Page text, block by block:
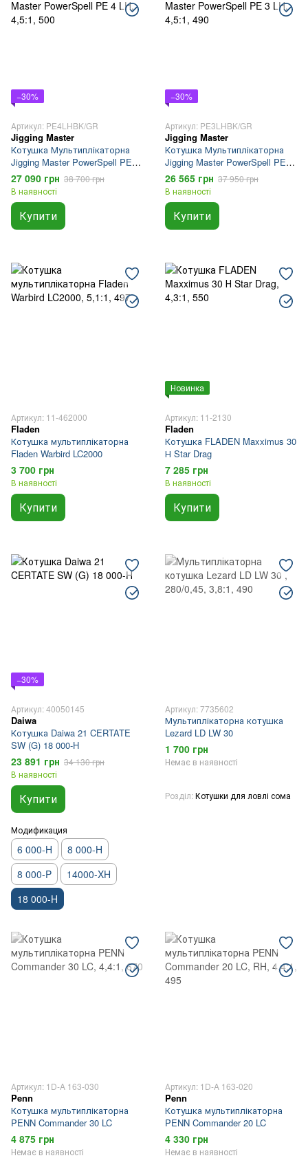
−30%
Артикул: PE4LHBK/GR
Jigging Master
Котушка Мультиплікаторна
Jigging Master PowerSpell PE 4
LH
27 090 грн 38 700 грн
В наявності
Купити
−30%
Артикул: PE3LHBK/GR
Jigging Master
Котушка Мультиплікаторна
Jigging Master PowerSpell PE 3
LH
26 565 грн 37 950 грн
В наявності
Купити
Артикул: 11-462000
Fladen
Котушка мультиплікаторна
Fladen Warbird LC2000
3 700 грн
В наявності
Купити
Новинка
Артикул: 11-2130
Fladen
Котушка FLADEN Maxximus 30
Н Star Drag
7 285 грн
В наявності
Купити
−30%
Артикул: 40050145
Daiwa
Котушка Daiwa 21 CERTATE
SW (G) 18 000-H
23 891 грн 34 130 грн
В наявності
Купити
Модификация
6 000-H
8 000-H
8 000-P
14000-XH
18 000-H
Артикул: 7735602
Мультиплікаторна котушка
Lezard LD LW 30
1 700 грн
Немає в наявності
Розділ Котушки для ловлі сома
Артикул: 1D-A 163-030
Penn
Котушка мультиплікаторна
PENN Commander 30 LC
4 875 грн
Немає в наявності
Артикул: 1D-A 163-020
Penn
Котушка мультиплікаторна
PENN Commander 20 LC
4 330 грн
Немає в наявності